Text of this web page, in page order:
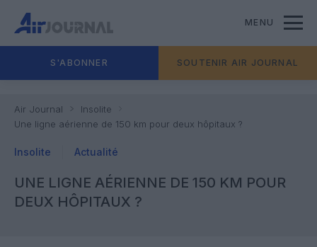
MENU
S'ABONNER SOUTENIR AIR JOURNAL
Air Journal
Insolite
Une ligne aérienne de 150 km pour deux hôpitaux ?
Insolite Actualité
UNE LIGNE AÉRIENNE DE 150 KM POUR
DEUX HÔPITAUX ?